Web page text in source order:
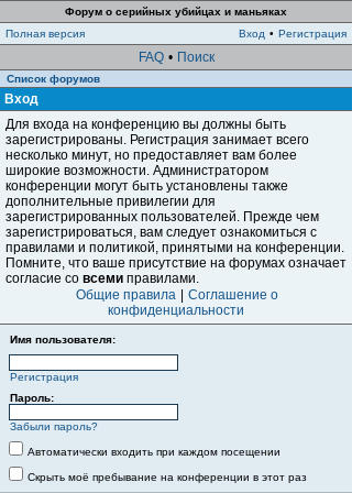
Форум о серийных убийцах и маньяках
Полная версия
Вход • Регистрация
FAQ • Поиск
Список форумов
Вход
Для входа на конференцию вы должны быть
зарегистрированы. Регистрация занимает всего
несколько минут, но предоставляет вам более
широкие возможности. Администратором
конференции могут быть установлены также
дополнительные привилегии для
зарегистрированных пользователей. Прежде чем
зарегистрироваться, вам следует ознакомиться с
правилами и политикой, принятыми на конференции.
Помните, что ваше присутствие на форумах означает
согласие со всеми правилами.
Общие правила
Соглашение о
конфиденциальности
Имя пользователя:
Регистрация
Пароль:
Забыли пароль?
Автоматически входить при каждом посещении
Скрыть моё пребывание на конференции в этот раз